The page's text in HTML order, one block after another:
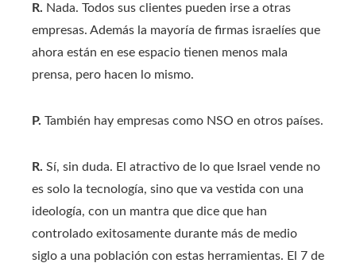
R. Nada. Todos sus clientes pueden irse a otras
empresas. Además la mayoría de firmas israelíes que
ahora están en ese espacio tienen menos mala
prensa, pero hacen lo mismo.
P. También hay empresas como NSO en otros países.
R. Sí, sin duda. El atractivo de lo que Israel vende no
es solo la tecnología, sino que va vestida con una
ideología, con un mantra que dice que han
controlado exitosamente durante más de medio
siglo a una población con estas herramientas. El 7 de